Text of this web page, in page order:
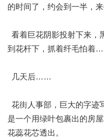
的时间了，约会到一半，
看着巨花阴影投射下来，
到花杆下，抓着纤毛怕着
几天后……
花街人事部，巨大的字迹
是一个用绿叶包裹出的房
花蕊花芯透出。